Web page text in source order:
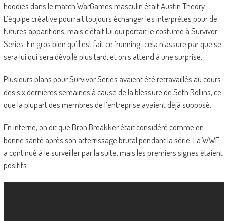
hoodies dans le match WarGames masculin était Austin Theory.
L’équipe créative pourrait toujours échanger les interprètes pour de
futures apparitions, mais c’était lui qui portait le costume à Survivor
Series. En gros bien qu’il est fait ce ‘running’, cela n’assure par que se
sera lui qui sera dévoilé plus tard, et on s’attend à une surprise.
Plusieurs plans pour Survivor Series avaient été retravaillés au cours
des six dernières semaines à cause de la blessure de Seth Rollins, ce
que la plupart des membres de l’entreprise avaient déjà supposé.
En interne, on dit que Bron Breakker était considéré comme en
bonne santé après son atterrissage brutal pendant la série. La WWE
a continué à le surveiller par la suite, mais les premiers signes étaient
positifs.